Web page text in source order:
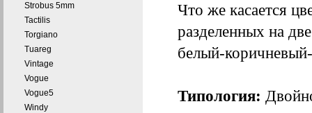
Strobus 5mm
Tactilis
Torgiano
Tuareg
Vintage
Vogue
Vogue5
Windy
Что же касается
разделенных на
белый-
Типология: